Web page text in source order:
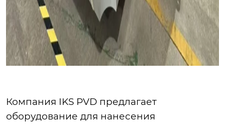
Компания IKS PVD предлагает
оборудование для нанесения